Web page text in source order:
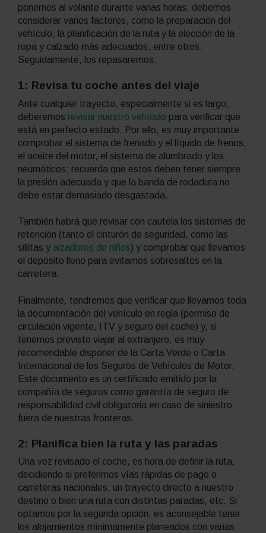
ponernos al volante durante varias horas, debemos
considerar varios factores, como la preparación del
vehículo, la planificación de la ruta y la elección de la
ropa y calzado más adecuados, entre otros.
Seguidamente, los repasaremos:
1: Revisa tu coche antes del viaje
Ante cualquier trayecto, especialmente si es largo,
deberemos revisar nuestro vehículo para verificar que
está en perfecto estado. Por ello, es muy importante
comprobar el sistema de frenado y el líquido de frenos,
el aceite del motor, el sistema de alumbrado y los
neumáticos; recuerda que estos deben tener siempre
la presión adecuada y que la banda de rodadura no
debe estar demasiado desgastada.
También habrá que revisar con cautela los sistemas de
retención (tanto el cinturón de seguridad, como las
sillitas y alzadores de niños) y comprobar que llevamos
el depósito lleno para evitarnos sobresaltos en la
carretera.
Finalmente, tendremos que verificar que llevamos toda
la documentación del vehículo en regla (permiso de
circulación vigente, ITV y seguro del coche) y, si
tenemos previsto viajar al extranjero, es muy
recomendable disponer de la Carta Verde o Carta
Internacional de los Seguros de Vehículos de Motor.
Este documento es un certificado emitido por la
compañía de seguros como garantía de seguro de
responsabilidad civil obligatoria en caso de siniestro
fuera de nuestras fronteras.
2: Planifica bien la ruta y las paradas
Una vez revisado el coche, es hora de definir la ruta,
decidiendo si preferimos vías rápidas de pago o
carreteras nacionales, un trayecto directo a nuestro
destino o bien una ruta con distintas paradas, etc. Si
optamos por la segunda opción, es aconsejable tener
los alojamientos mínimamente planeados con varias